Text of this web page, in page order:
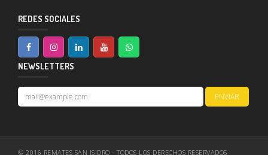
REDES SOCIALES
NEWSLETTERS
© 2016 REMATES SAN ISIDRO - TODOS LOS DERECHOS RESERVADOS